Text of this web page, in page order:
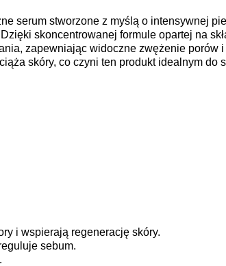
serum stworzone z myślą o intensywnej
skoncentrowanej formule opartej na
zapewniając widoczne zwężenie porów i
skóry, co czyni ten produkt idealnym do
i wspierają regenerację skóry.
sebum.